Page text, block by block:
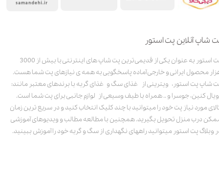
شاپ آنلاین پت استور
پت استور به عنوان یکی از قدیمی‌ترین پت شاپ های اینترنتی با بیش از 3000
محصول ایرانی و خارجی آماده پاسخگویی به همه ی نیازهای پت شما هست.
شاپ پت استور، ویترینی از غذای سگ و غذای گربه با برندهای معتبر مانند:
کنین، جوسرا و .. همراه با طیف وسیعی از لوازم جانبی برای پت شما است.
مورد نیاز پت خود را میتوانید با چند کلیک انتخاب کنید و در سریع ترین زمان
درب منزل تحویل بگیرید. همچنین با مطالعه مطالب و ویدیوهای آموزشی
وبلاگ پت استور میتوانید راههای نگهداری از سگ و گربه خود را آموزش ببینید.